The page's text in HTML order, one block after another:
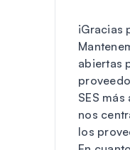
¡Gracias
abiertas
SES
nos
los